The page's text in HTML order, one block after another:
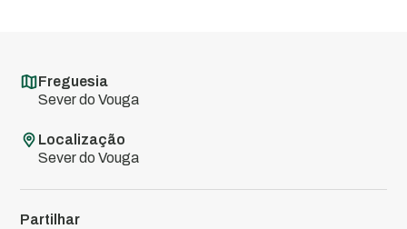
Freguesia
Sever do Vouga
Localização
Sever do Vouga
Partilhar